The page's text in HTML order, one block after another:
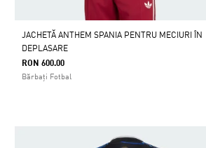
JACHETĂ ANTHEM SPANIA PENTRU MECIURI ÎN
DEPLASARE
RON 600.00
Bărbați Fotbal